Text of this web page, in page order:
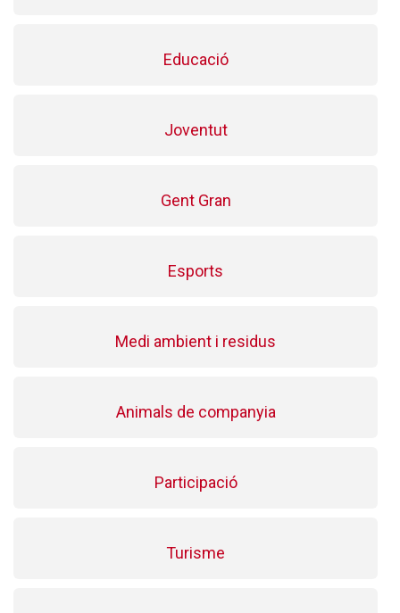
Educació
Joventut
Gent Gran
Esports
Medi ambient i residus
Animals de companyia
Participació
Turisme